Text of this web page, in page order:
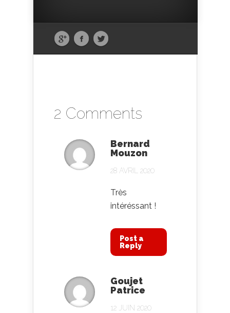
2 Comments
Bernard
Mouzon
28 AVRIL 2020
Très
intéréssant !
Post a
Reply
Goujet
Patrice
12 JUIN 2020